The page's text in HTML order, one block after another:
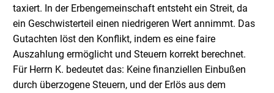
taxiert. In der Erbengemeinschaft entsteht ein Streit, da
ein Geschwisterteil einen niedrigeren Wert annimmt. Das
Gutachten löst den Konflikt, indem es eine faire
Auszahlung ermöglicht und Steuern korrekt berechnet.
Für Herrn K. bedeutet das: Keine finanziellen Einbußen
durch überzogene Steuern, und der Erlös aus dem